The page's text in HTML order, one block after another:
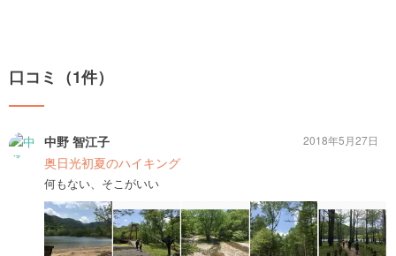
口コミ（1件）
中野 智江子
奥日光初夏のハイキング
何もない、そこがいい
2018年5月27日